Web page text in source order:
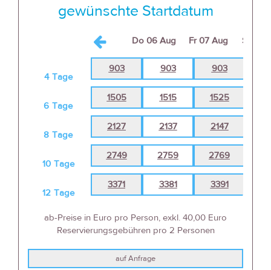
gewünschte Startdatum
Do 06 Aug Fr07 Aug Sa
4 Tage
903 903 903
6 Tage
1505 1515 1525
8 Tage
2127 2137 2147
10 Tage
2749 2759 2769
12 Tage
3371 3381 3391
ab-Preise in Euro pro Person, exkl. 40,00 Euro
Reservierungsgebühren pro 2 Personen
auf Anfrage